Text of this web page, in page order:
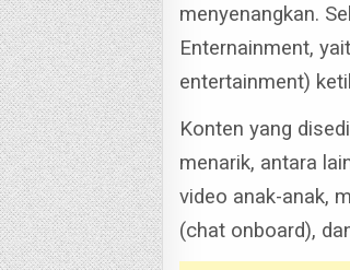
menyenangkan.
Enternainment,
entertainment)
Konten yang
menarik, antara
video anak-anak,
(chat onboard),